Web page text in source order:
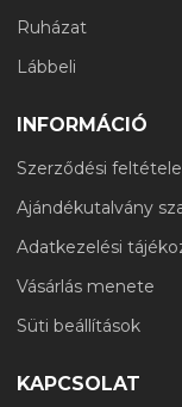
Ruházat
Lábbeli
INFORMÁCIÓ
Szerződési
Ajándékutalvány
Adatkezelési
Vásárlás menete
Süti beállítások
KAPCSOLAT